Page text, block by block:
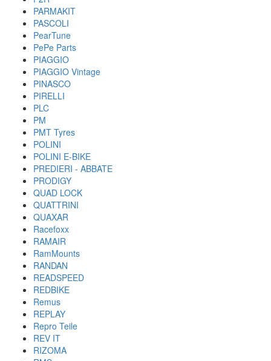
PARMAKIT
PASCOLI
PearTune
PePe Parts
PIAGGIO
PIAGGIO Vintage
PINASCO
PIRELLI
PLC
PM
PMT Tyres
POLINI
POLINI E-BIKE
PREDIERI - ABBATE
PRODIGY
QUAD LOCK
QUATTRINI
QUAXAR
Racefoxx
RAMAIR
RamMounts
RANDAN
READSPEED
REDBIKE
Remus
REPLAY
Repro Teile
REV IT
RIZOMA